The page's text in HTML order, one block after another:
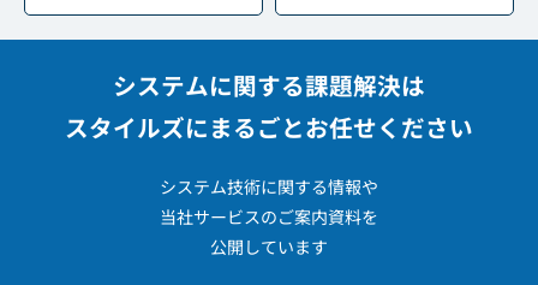
システムに関する課題解決は
スタイルズにまるごとお任せください
システム技術に関する情報や
当社サービスのご案内資料を
公開しています